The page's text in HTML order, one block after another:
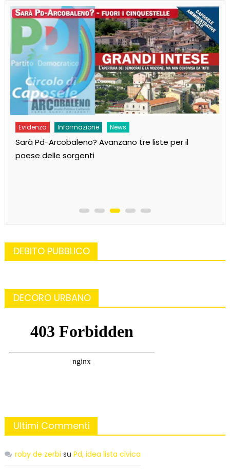
Andiamo al governo per cambiare il Paese!
DEBITO PUBBLICO
DECORO URBANO
Ultimi Commenti
roby de zerbi su Pd, idea lista civica